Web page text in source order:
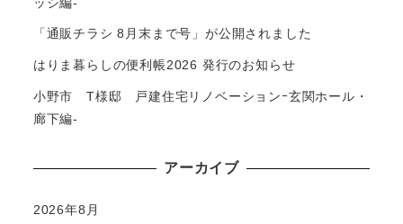
「通販チラシ 8月末まで号」が公開されました
はりま暮らしの便利帳2026 発行のお知らせ
小野市 T様邸 戸建住宅リノベーションｰ玄関ホール・
廊下編-
アーカイブ
2026年8月